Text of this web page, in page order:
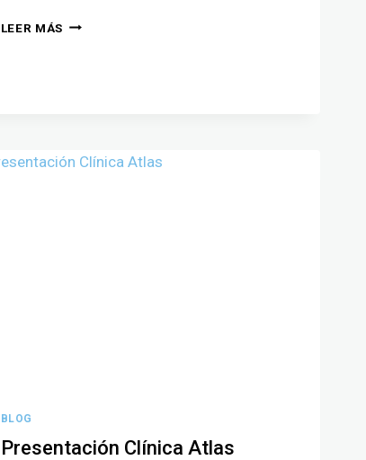
LEER MÁS
BLOG
Presentación Clínica Atlas